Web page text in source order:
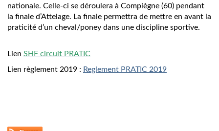
nationale. Celle-ci se déroulera à Compiègne (60) pendant
la finale d’Attelage. La finale permettra de mettre en avant la
praticité d’un cheval/poney dans une discipline sportive.
Lien SHF circuit PRATIC
Lien règlement 2019 : Reglement PRATIC 2019